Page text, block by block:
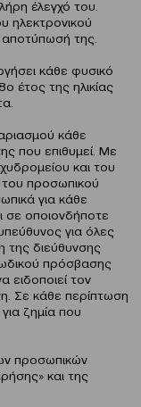
έλεγχό του.
ηλεκτρονικού
της.
κάθε φυσικό
έτος της ηλικίας
κάθε
που επιθυμεί. Με
και του
προσωπικού
για κάθε
σε οποιονδήποτε
για όλες
της διεύθυνσης
πρόσβασης
ειδοποιεί τον
Σε κάθε περίπτωση
ζημία που
προσωπικών
και της